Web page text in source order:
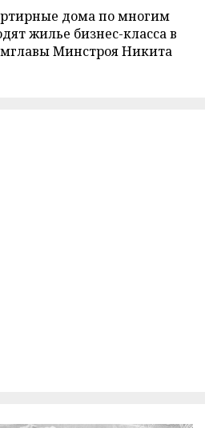
дома по многим
жилье бизнес-класса в
Минстроя Никита